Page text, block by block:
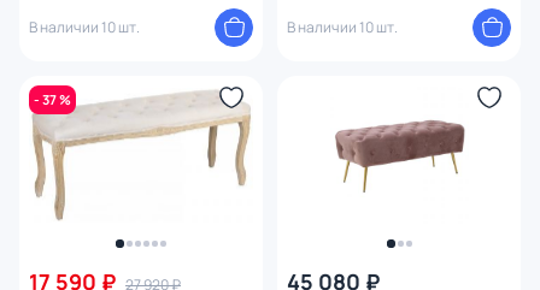
В наличии 10 шт.
В наличии 10 шт.
- 37 %
17 590 ₽ 27 920 ₽
45 080 ₽